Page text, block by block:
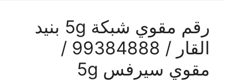
رقم مقوي شبكة 5g بنيد
القار / 99384888 /
مقوي سيرفس 5g